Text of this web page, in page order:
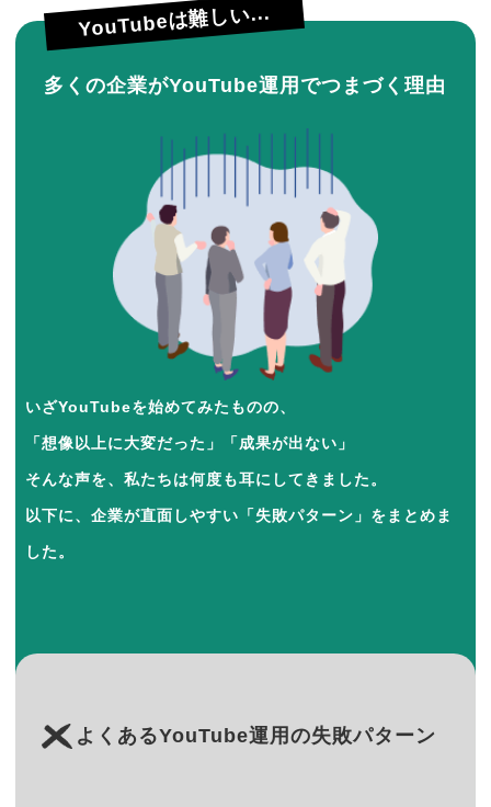
YouTubeは難しい...
多くの企業がYouTube運用でつまづく理由
いざYouTubeを始めてみたものの、
「想像以上に大変だった」「成果が出ない」
そんな声を、私たちは何度も耳にしてきました。
以下に、企業が直面しやすい「失敗パターン」をまとめま
した。
よくあるYouTube運用の失敗パターン